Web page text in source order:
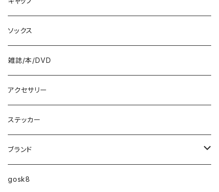
8.6インチ
8.7インチ
9インチ
9.2インチ
10インチ
ファンシェイプ
ソックス
雑誌/本/DVD
アクセサリー
ステッカー
ブランド
HIGHFIVE
gosk8